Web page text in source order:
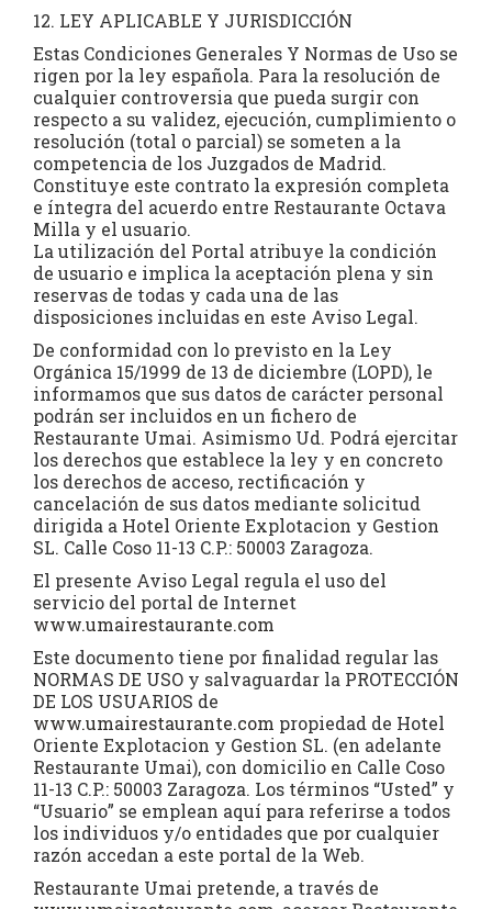
12. LEY APLICABLE Y JURISDICCIÓN
Estas Condiciones Generales Y Normas de Uso se
rigen por la ley española. Para la resolución de
cualquier controversia que pueda surgir con
respecto a su validez, ejecución, cumplimiento o
resolución (total o parcial) se someten a la
competencia de los Juzgados de Madrid.
Constituye este contrato la expresión completa
e íntegra del acuerdo entre Restaurante Octava
Milla y el usuario.
La utilización del Portal atribuye la condición
de usuario e implica la aceptación plena y sin
reservas de todas y cada una de las
disposiciones incluidas en este Aviso Legal.
De conformidad con lo previsto en la Ley
Orgánica 15/1999 de 13 de diciembre (LOPD), le
informamos que sus datos de carácter personal
podrán ser incluidos en un fichero de
Restaurante Umai. Asimismo Ud. Podrá ejercitar
los derechos que establece la ley y en concreto
los derechos de acceso, rectificación y
cancelación de sus datos mediante solicitud
dirigida a Hotel Oriente Explotacion y Gestion
SL. Calle Coso 11-13 C.P.: 50003 Zaragoza.
El presente Aviso Legal regula el uso del
servicio del portal de Internet
www.umairestaurante.com
Este documento tiene por finalidad regular las
NORMAS DE USO y salvaguardar la PROTECCIÓN
DE LOS USUARIOS de
www.umairestaurante.com propiedad de Hotel
Oriente Explotacion y Gestion SL. (en adelante
Restaurante Umai), con domicilio en Calle Coso
11-13 C.P.: 50003 Zaragoza. Los términos “Usted” y
“Usuario” se emplean aquí para referirse a todos
los individuos y/o entidades que por cualquier
razón accedan a este portal de la Web.
Restaurante Umai pretende, a través de